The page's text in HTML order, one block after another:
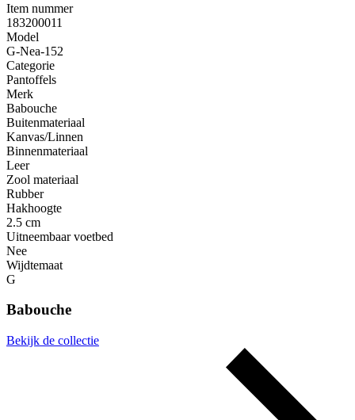
Item nummer
183200011
Model
G-Nea-152
Categorie
Pantoffels
Merk
Babouche
Buitenmateriaal
Kanvas/Linnen
Binnenmateriaal
Leer
Zool materiaal
Rubber
Hakhoogte
2.5 cm
Uitneembaar voetbed
Nee
Wijdtemaat
G
Babouche
Bekijk de collectie